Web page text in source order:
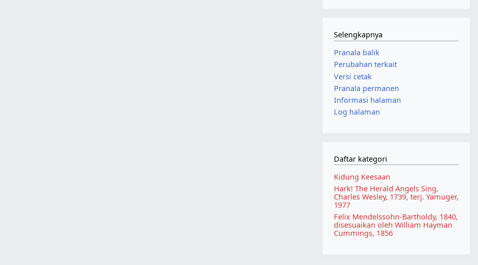
Selengkapnya
Pranala balik
Perubahan terkait
Versi cetak
Pranala permanen
Informasi halaman
Log halaman
Daftar kategori
Kidung Keesaan
Hark! The Herald Angels Sing,
Charles Wesley, 1739, terj. Yamuger,
1977
Felix Mendelssohn-Bartholdy, 1840,
disesuaikan oleh William Hayman
Cummings, 1856